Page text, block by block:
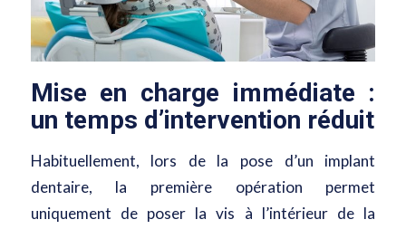
Mise en charge immédiate :
un temps d’intervention réduit
Habituellement, lors de la pose d’un implant
dentaire, la première opération permet
uniquement de poser la vis à l’intérieur de la